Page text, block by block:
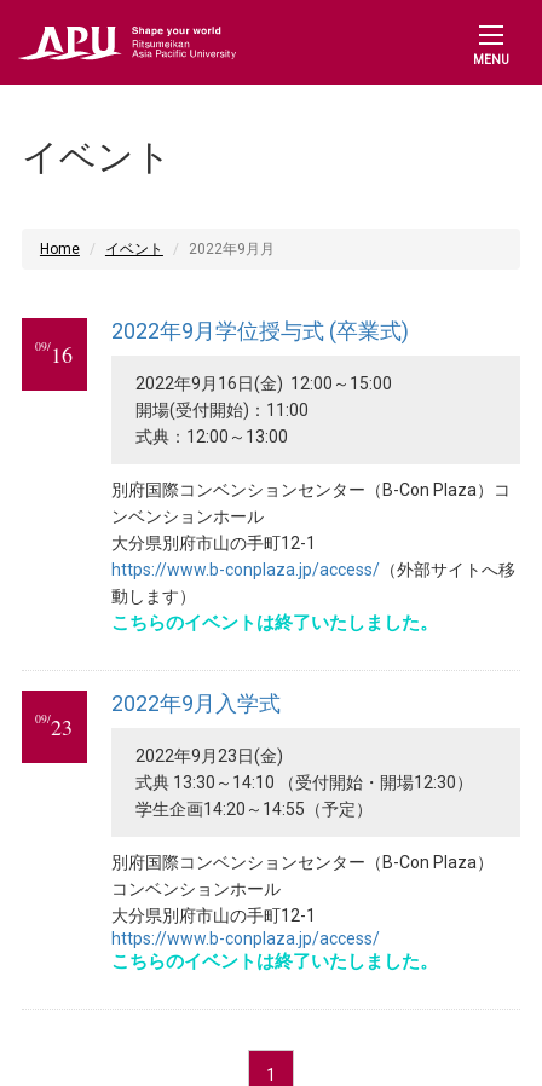
MENU
イベント
Home イベント 2022年9月月
09/16
2022年9月学位授与式 (卒業式)
2022年9月16日(金) 12:00～15:00
開場(受付開始)：11:00
式典：12:00～13:00
別府国際コンベンションセンター（B-Con Plaza）コ
ンベンションホール
大分県別府市山の手町12-1
https://www.b-conplaza.jp/access/（外部サイトへ移
動します）
こちらのイベントは終了いたしました。
09/23
2022年9月入学式
2022年9月23日(金)
式典 13:30～14:10 （受付開始・開場12:30）
学生企画14:20～14:55（予定）
別府国際コンベンションセンター（B-Con Plaza）
コンベンションホール
大分県別府市山の手町12-1
https://www.b-conplaza.jp/access/
こちらのイベントは終了いたしました。
1